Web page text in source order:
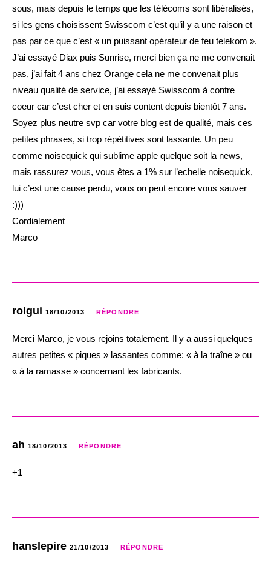
sous, mais depuis le temps que les télécoms sont libéralisés,
si les gens choisissent Swisscom c’est qu’il y a une raison et
pas par ce que c’est « un puissant opérateur de feu telekom ».
J’ai essayé Diax puis Sunrise, merci bien ça ne me convenait
pas, j’ai fait 4 ans chez Orange cela ne me convenait plus
niveau qualité de service, j’ai essayé Swisscom à contre
coeur car c’est cher et en suis content depuis bientôt 7 ans.
Soyez plus neutre svp car votre blog est de qualité, mais ces
petites phrases, si trop répétitives sont lassante. Un peu
comme noisequick qui sublime apple quelque soit la news,
mais rassurez vous, vous êtes a 1% sur l’echelle noisequick,
lui c’est une cause perdu, vous on peut encore vous sauver
:)))
Cordialement
Marco
rolgui 18/10/2013 RÉPONDRE
Merci Marco, je vous rejoins totalement. Il y a aussi quelques
autres petites « piques » lassantes comme: « à la traîne » ou
« à la ramasse » concernant les fabricants.
ah 18/10/2013 RÉPONDRE
+1
hanslepire 21/10/2013 RÉPONDRE